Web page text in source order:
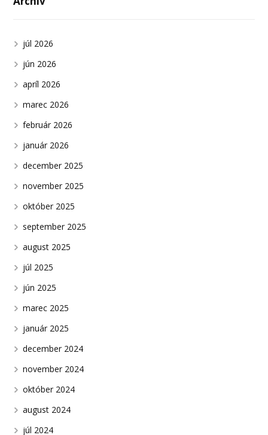
júl 2026
jún 2026
apríl 2026
marec 2026
február 2026
január 2026
december 2025
november 2025
október 2025
september 2025
august 2025
júl 2025
jún 2025
marec 2025
január 2025
december 2024
november 2024
október 2024
august 2024
júl 2024